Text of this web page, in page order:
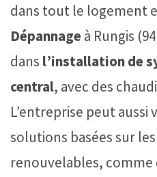
dans tout le logement
Dépannageà Rungis
dans l’installation de
central, avec des
L’entreprise peut aussi
solutions basées sur
renouvelables, comme